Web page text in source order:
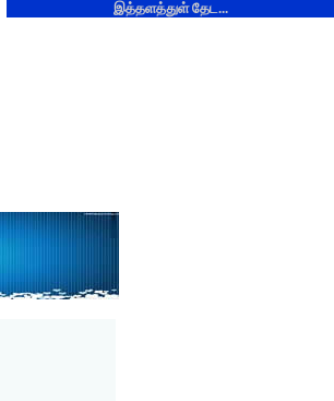
இத்தளத்துள் தேட...